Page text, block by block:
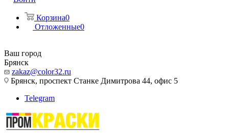
Корзина0
Отложенные0
Ваш город
Брянск
zakaz@color32.ru
Брянск, проспект Станке Димитрова 44, офис 5
Telegram